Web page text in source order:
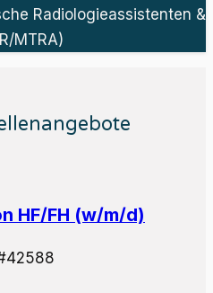
Radiologieassistenten &
MTRA)
HF/FH (w/m/d)